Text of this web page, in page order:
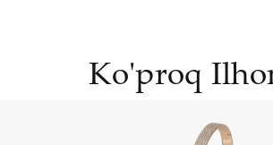
Ko'proq